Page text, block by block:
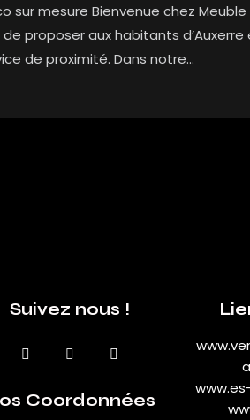
sur mesure Bienvenue chez
proposer aux habitants
de proximité. Dans notre…
Suivez nous !
Coordonnées